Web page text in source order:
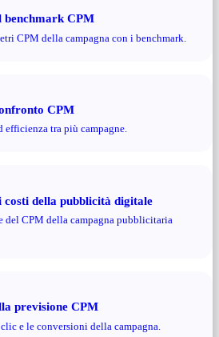
benchmark CPM
CPM della campagna con i benchmark.
CPM
efficienza tra più campagne.
costi della pubblicità digitale
del CPM della campagna pubblicitaria
previsione CPM
e le conversioni della campagna.